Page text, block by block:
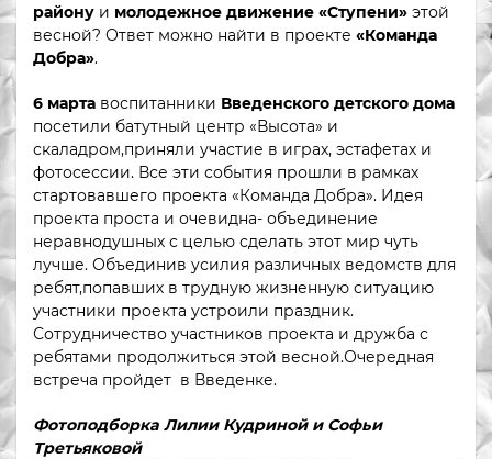
району и молодежное движение «Ступени» этой
весной? Ответ можно найти в проекте «Команда
Добра».
6 марта воспитанники Введенского детского дома
посетили батутный центр «Высота» и
скаладром,приняли участие в играх, эстафетах и
фотосессии. Все эти события прошли в рамках
стартовавшего проекта «Команда Добра». Идея
проекта проста и очевидна- объединение
неравнодушных с целью сделать этот мир чуть
лучше. Объединив усилия различных ведомств для
ребят,попавших в трудную жизненную ситуацию
участники проекта устроили праздник.
Сотрудничество участников проекта и дружба с
ребятами продолжиться этой весной.Очередная
встреча пройдет в Введенке.
Фотоподборка Лилии Кудриной и Софьи
Третьяковой